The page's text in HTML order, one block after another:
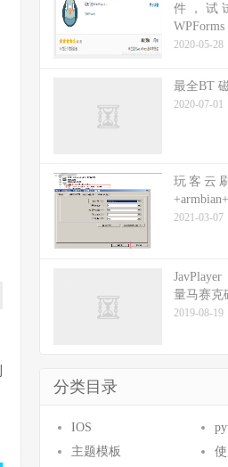
件，试
WPForms
2020-05-28
最全BT
2020-07-01
玩客云
2021-03-07
量马赛克
2019-08-19
分类目录
IOS
主题模板